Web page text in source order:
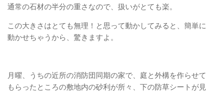
通常の石材の半分の重さなので、扱いがとても楽。
この大きさはとても無理！と思って動かしてみると、簡単に
動かせちゃうから、驚きますよ。
月曜、うちの近所の消防団同期の家で、庭と外構を作らせて
もらったところの敷地内の砂利が所々、下の防草シートが見